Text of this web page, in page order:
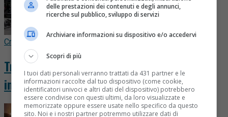
Cronaca2 minuti fa
Travolge sei ciclisti dopo una lite e poi li
investe ancora: arrestato 73enne
delle prestazioni dei contenuti e degli annunci,
ricerche sul pubblico, sviluppo di servizi
Archiviare informazioni su dispositivo e/o accedervi
Scopri di più
I tuoi dati personali verranno trattati da 431 partner e le
informazioni raccolte dal tuo dispositivo (come cookie,
identificatori univoci e altri dati del dispositivo) potrebbero
essere condivise con questi ultimi, da loro visualizzate e
memorizzate oppure essere usate nello specifico da questo
sito. Noi e i nostri partner potremmo utilizzare dati di